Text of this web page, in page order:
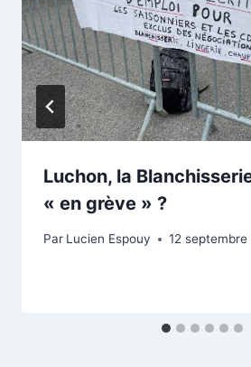
Luchon, la
« en grève » ?
Par Lucien Espouy 12 septembre